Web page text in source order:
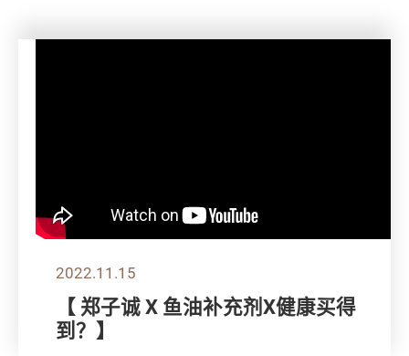
2022.11.15
【 郑子诚 X 鱼油补充剂X健康买得
到？】